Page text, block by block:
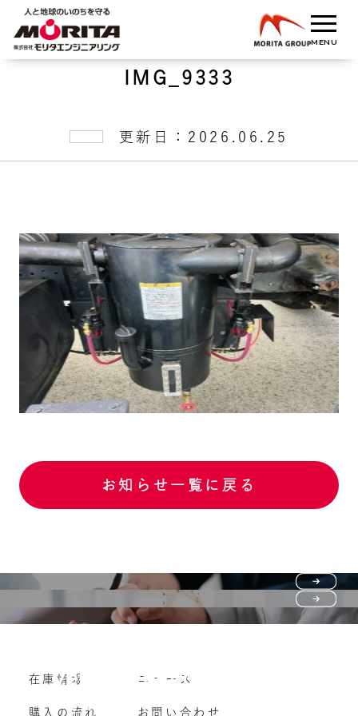
IMG_9333
更新日：2026.06.25
お知らせ一覧に戻る
購入の流れ
よくいただくご質問
Vehicle purchase
車両買い取り
在庫情報
購入の流れ
ニュース
お問い合わせ